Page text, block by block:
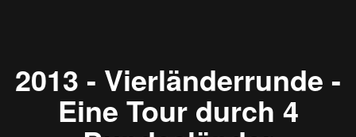
2013 - Vierländerrunde -
Eine Tour durch 4